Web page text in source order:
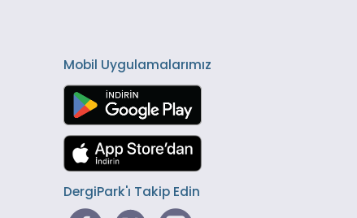
Mobil Uygulamalarımız
DergiPark'ı Takip Edin